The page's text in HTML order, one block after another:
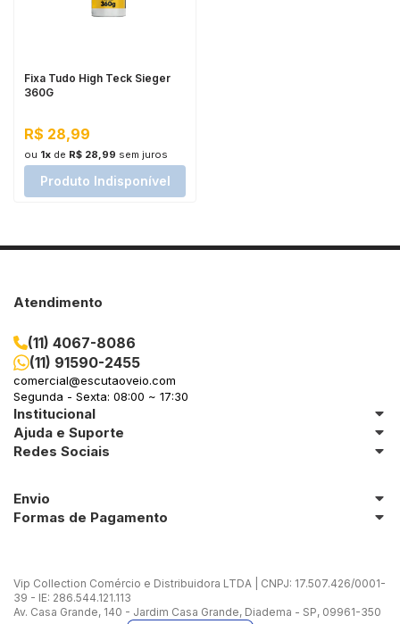
Fixa Tudo High Teck Sieger
360G
R$ 28,99
ou 1xde R$ 28,99 sem juros
Produto Indisponível
Atendimento
(11) 4067-8086
(11) 91590-2455
comercial@escutaoveio.com
Segunda - Sexta: 08:00 ~ 17:30
Institucional
Ajuda e Suporte
Redes Sociais
Envio
Formas de Pagamento
Vip Collection Comércio e Distribuidora LTDA | CNPJ: 17.507.426/0001-
39 - IE: 286.544.121.113
Av. Casa Grande, 140 - Jardim Casa Grande, Diadema - SP, 09961-350